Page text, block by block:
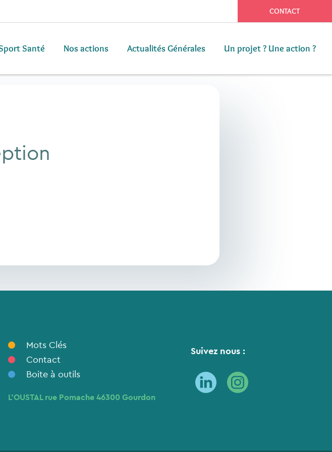
CONTACT
Santé Nos actions Actualités Générales Un projet ? Une action ?
Mots Clés
Contact
Boite à outils
L’OUSTAL rue Pomache 46300 Gourdon
Suivez nous :